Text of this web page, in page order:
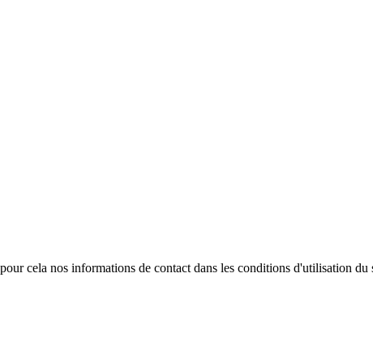
cela nos informations de contact dans les conditions d'utilisation du